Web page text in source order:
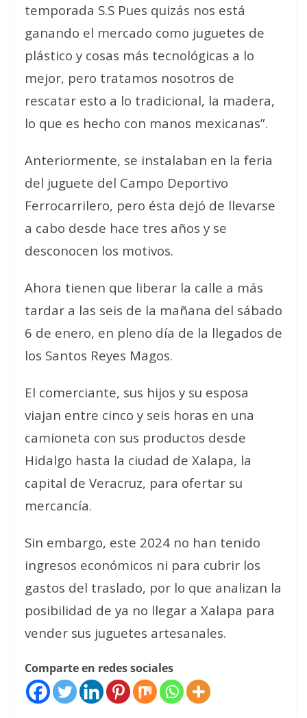
temporada S.S Pues quizás nos está
ganando el mercado como juguetes de
plástico y cosas más tecnológicas a lo
mejor, pero tratamos nosotros de
rescatar esto a lo tradicional, la madera,
lo que es hecho con manos mexicanas”.
Anteriormente, se instalaban en la feria
del juguete del Campo Deportivo
Ferrocarrilero, pero ésta dejó de llevarse
a cabo desde hace tres años y se
desconocen los motivos.
Ahora tienen que liberar la calle a más
tardar a las seis de la mañana del sábado
6 de enero, en pleno día de la llegados de
los Santos Reyes Magos.
El comerciante, sus hijos y su esposa
viajan entre cinco y seis horas en una
camioneta con sus productos desde
Hidalgo hasta la ciudad de Xalapa, la
capital de Veracruz, para ofertar su
mercancía.
Sin embargo, este 2024 no han tenido
ingresos económicos ni para cubrir los
gastos del traslado, por lo que analizan la
posibilidad de ya no llegar a Xalapa para
vender sus juguetes artesanales.
Comparte en redes sociales